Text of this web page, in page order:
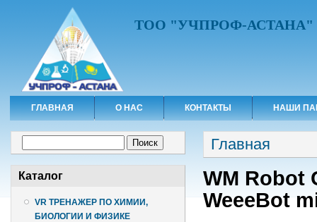
ТОО "УЧПРОФ-АСТАНА"
ГЛАВНАЯ О НАС КОНТАКТЫ НАШИ
Каталог
VR ТРЕНАЖЕР ПО ХИМИИ,
БИОЛОГИИ И ФИЗИКЕ
Вы здесь
Главная
WM Robot
WeeeBot